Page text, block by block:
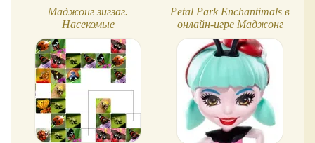
Маджонг зигзаг.
Насекомые
Petal Park Enchantimals в
онлайн-игре Маджонг
зизгаг